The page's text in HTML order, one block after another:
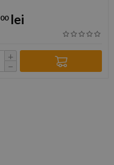
00 lei
+
−